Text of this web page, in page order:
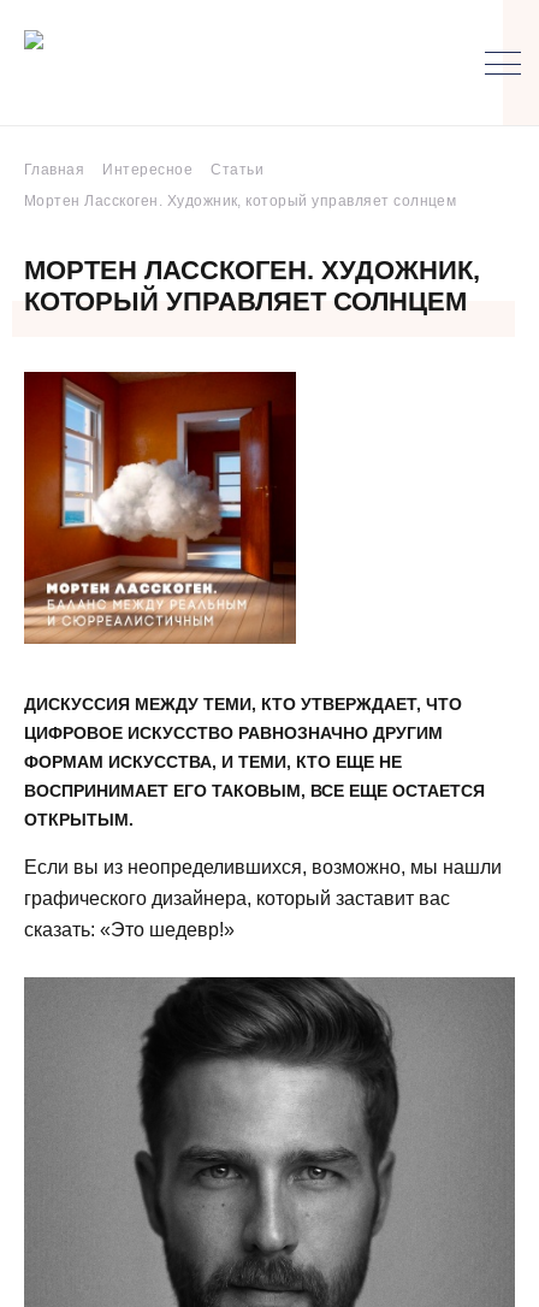
Главная Интересное
Статьи
Мортен Ласскоген. Художник, который управляет солнцем
МОРТЕН ЛАССКОГЕН. ХУДОЖНИК,
КОТОРЫЙ УПРАВЛЯЕТ СОЛНЦЕМ
ДИСКУССИЯ МЕЖДУ ТЕМИ, КТО УТВЕРЖДАЕТ, ЧТО
ЦИФРОВОЕ ИСКУССТВО РАВНОЗНАЧНО ДРУГИМ
ФОРМАМ ИСКУССТВА, И ТЕМИ, КТО ЕЩЕ НЕ
ВОСПРИНИМАЕТ ЕГО ТАКОВЫМ, ВСЕ ЕЩЕ ОСТАЕТСЯ
ОТКРЫТЫМ.
Если вы из неопределившихся, возможно, мы нашли
графического дизайнера, который заставит вас
сказать: «Это шедевр!»